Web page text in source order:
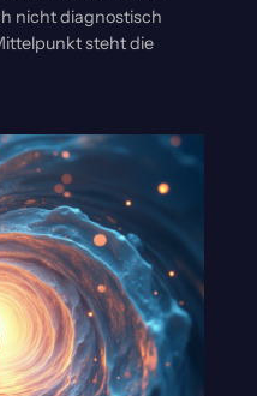
nicht diagnostisch
steht die